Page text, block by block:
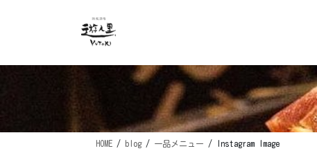
HOME blog 一品メニュー Instagram Image